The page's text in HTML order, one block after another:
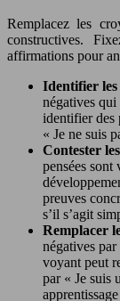
Remplacez les
constructives.
affirmations pour
Identifier les
négatives qui
identifier des
« Je ne suis
Contester
pensées sont
preuves
s’il s’agit
Remplacer
négatives par
voyant peut
par « Je suis